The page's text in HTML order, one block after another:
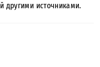
другими источниками.